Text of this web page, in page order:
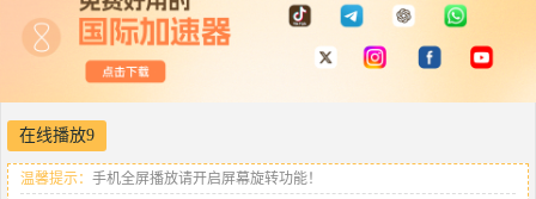
在线播放9
温馨提示： 手机全屏播放请开启屏幕旋转功能！